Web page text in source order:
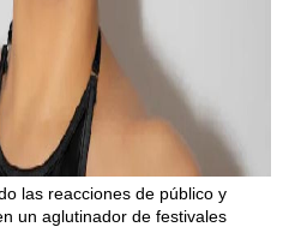
las reacciones de público y
un aglutinador de festivales